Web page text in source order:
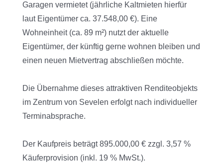
Garagen vermietet (jährliche Kaltmieten hierfür
laut Eigentümer ca. 37.548,00 €). Eine
Wohneinheit (ca. 89 m²) nutzt der aktuelle
Eigentümer, der künftig gerne wohnen bleiben und
einen neuen Mietvertrag abschließen möchte.
Die Übernahme dieses attraktiven Renditeobjekts
im Zentrum von Sevelen erfolgt nach individueller
Terminabsprache.
Der Kaufpreis beträgt 895.000,00 € zzgl. 3,57 %
Käuferprovision (inkl. 19 % MwSt.).